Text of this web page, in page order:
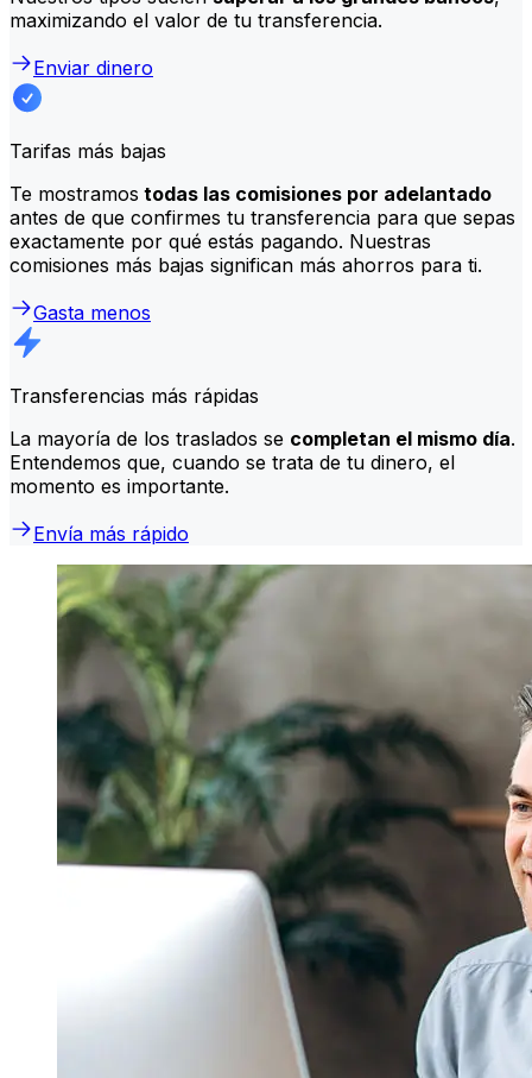
maximizando el valor de tu transferencia.
Enviar dinero
Tarifas más bajas
Te mostramos todas las comisiones por adelantado
antes de que confirmes tu transferencia para que sepas
exactamente por qué estás pagando. Nuestras
comisiones más bajas significan más ahorros para ti.
Gasta menos
Transferencias más rápidas
La mayoría de los traslados se completan el mismo día.
Entendemos que, cuando se trata de tu dinero, el
momento es importante.
Envía más rápido